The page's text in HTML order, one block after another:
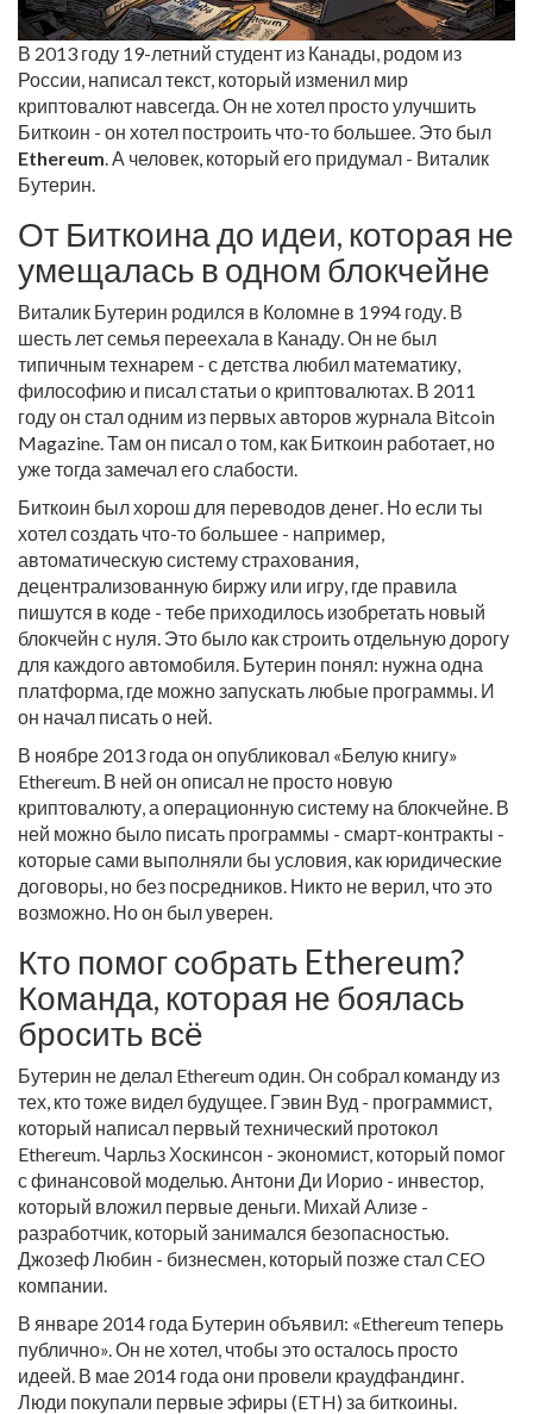
В 2013 году 19-летний студент из Канады, родом из
России, написал текст, который изменил мир
криптовалют навсегда. Он не хотел просто улучшить
Биткоин - он хотел построить что-то большее. Это был
Ethereum . А человек, который его придумал - Виталик
Бутерин.
От Биткоина до идеи, которая не
умещалась в одном блокчейне
Виталик Бутерин родился в Коломне в 1994 году. В
шесть лет семья переехала в Канаду. Он не был
типичным технарем - с детства любил математику,
философию и писал статьи о криптовалютах. В 2011
году он стал одним из первых авторов журнала Bitcoin
Magazine. Там он писал о том, как Биткоин работает, но
уже тогда замечал его слабости.
Биткоин был хорош для переводов денег. Но если ты
хотел создать что-то большее - например,
автоматическую систему страхования,
децентрализованную биржу или игру, где правила
пишутся в коде - тебе приходилось изобретать новый
блокчейн с нуля. Это было как строить отдельную дорогу
для каждого автомобиля. Бутерин понял: нужна одна
платформа, где можно запускать любые программы. И
он начал писать о ней.
В ноябре 2013 года он опубликовал «Белую книгу»
Ethereum. В ней он описал не просто новую
криптовалюту, а операционную систему на блокчейне. В
ней можно было писать программы - смарт-контракты -
которые сами выполняли бы условия, как юридические
договоры, но без посредников. Никто не верил, что это
возможно. Но он был уверен.
Кто помог собрать Ethereum?
Команда, которая не боялась
бросить всё
Бутерин не делал Ethereum один. Он собрал команду из
тех, кто тоже видел будущее. Гэвин Вуд - программист,
который написал первый технический протокол
Ethereum. Чарльз Хоскинсон - экономист, который помог
с финансовой моделью. Антони Ди Иорио - инвестор,
который вложил первые деньги. Михай Ализе -
разработчик, который занимался безопасностью.
Джозеф Любин - бизнесмен, который позже стал CEO
компании.
В январе 2014 года Бутерин объявил: «Ethereum теперь
публично». Он не хотел, чтобы это осталось просто
идеей. В мае 2014 года они провели краудфандинг.
Люди покупали первые эфиры (ETH) за биткоины.